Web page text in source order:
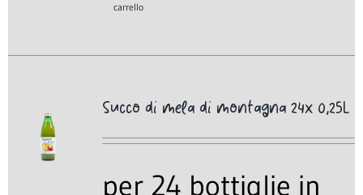
carrello
Succo di mela di montagna 24x 0,25L
per 24 bottiglie in